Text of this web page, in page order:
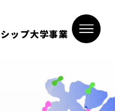
ップ大学事業